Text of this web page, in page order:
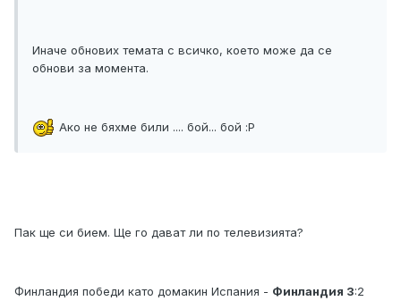
Иначе обнових темата с всичко, което може да се
обнови за момента.
Ако не бяхме били .... бой... бой :Р
Пак ще си бием. Ще го дават ли по телевизията?
Финландия победи като домакин Испания - Финландия 3:2